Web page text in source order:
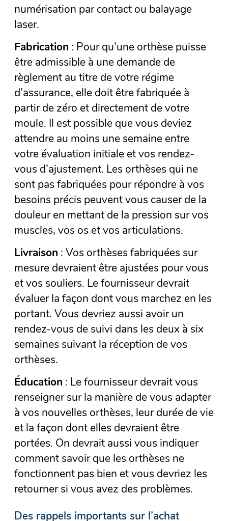
numérisation par contact ou balayage
laser.
Fabrication : Pour qu’une orthèse puisse
être admissible à une demande de
règlement au titre de votre régime
d’assurance, elle doit être fabriquée à
partir de zéro et directement de votre
moule. Il est possible que vous deviez
attendre au moins une semaine entre
votre évaluation initiale et vos rendez-
vous d’ajustement. Les orthèses qui ne
sont pas fabriquées pour répondre à vos
besoins précis peuvent vous causer de la
douleur en mettant de la pression sur vos
muscles, vos os et vos articulations.
Livraison : Vos orthèses fabriquées sur
mesure devraient être ajustées pour vous
et vos souliers. Le fournisseur devrait
évaluer la façon dont vous marchez en les
portant. Vous devriez aussi avoir un
rendez-vous de suivi dans les deux à six
semaines suivant la réception de vos
orthèses.
Éducation : Le fournisseur devrait vous
renseigner sur la manière de vous adapter
à vos nouvelles orthèses, leur durée de vie
et la façon dont elles devraient être
portées. On devrait aussi vous indiquer
comment savoir que les orthèses ne
fonctionnent pas bien et vous devriez les
retourner si vous avez des problèmes.
Des rappels importants sur l’achat